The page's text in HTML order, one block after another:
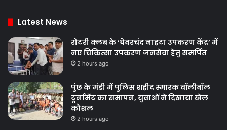
Latest News
रोटरी क्लब के ‘घेवरचंद नाहटा उपकरण केंद्र’ में
नए चिकित्सा उपकरण जनसेवा हेतु समर्पित
2 hours ago
पुंछ के मंडी में पुलिस शहीद स्मारक वॉलीबॉल
टूर्नामेंट का समापन, युवाओं ने दिखाया खेल
कौशल
2 hours ago